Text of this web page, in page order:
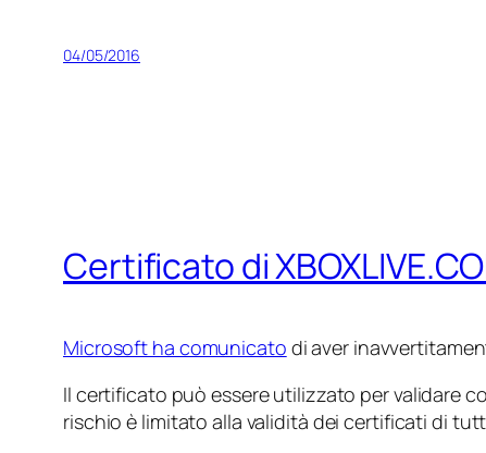
04/05/2016
Certificato di
Microsoft ha comunicato di aver
Il certificato può essere utilizzato per validare
rischio è limitato alla validità dei certificati di